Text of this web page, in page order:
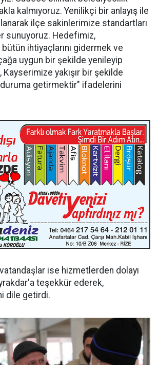
kalmıyoruz. Yenilikçi bir anlayış ile
ilçe sakinlerimize standartları
sunuyoruz. Hedefimiz,
ihtiyaçlarını gidermek ve
uygun bir şekilde yenileyip
Kayserimize yakışır bir şekilde
getirmektir" ifadelerini
ise hizmetlerden dolayı
teşekkür ederek,
dile getirdi.